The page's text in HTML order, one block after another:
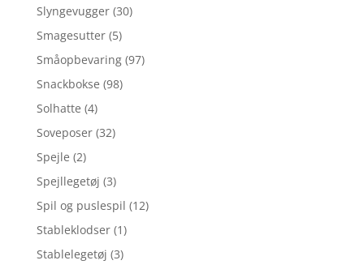
Slyngevugger (30)
Smagesutter (5)
Småopbevaring (97)
Snackbokse (98)
Solhatte (4)
Soveposer (32)
Spejle (2)
Spejllegetøj (3)
Spil og puslespil (12)
Stableklodser (1)
Stablelegetøj (3)